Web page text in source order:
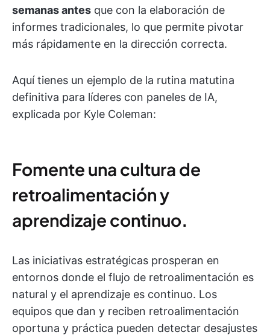
semanas antes que con la elaboración de
informes tradicionales, lo que permite pivotar
más rápidamente en la dirección correcta.
Aquí tienes un ejemplo de la rutina matutina
definitiva para líderes con paneles de IA,
explicada por Kyle Coleman:
Fomente una cultura de
retroalimentación y
aprendizaje continuo.
Las iniciativas estratégicas prosperan en
entornos donde el flujo de retroalimentación es
natural y el aprendizaje es continuo. Los
equipos que dan y reciben retroalimentación
oportuna y práctica pueden detectar desajustes